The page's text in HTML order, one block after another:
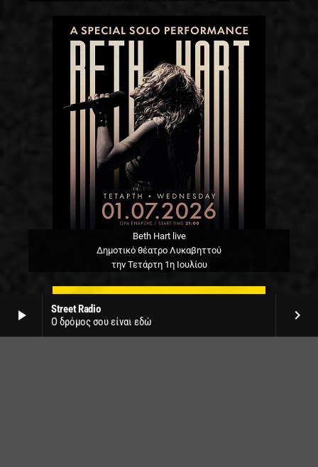
play_arrow
Street Radio
Ο δρόμος σου είναι εδώ
keyboard_arrow_right
Beth Hart live
Δημοτικό θέατρο Λυκαβηττού
την Τετάρτη 1η Ιουλίου